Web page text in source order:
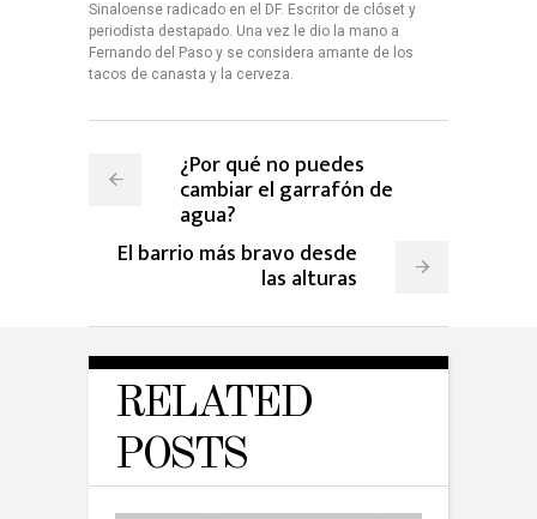
Sinaloense radicado en el DF. Escritor de clóset y
periodista destapado. Una vez le dio la mano a
Fernando del Paso y se considera amante de los
tacos de canasta y la cerveza.
¿Por qué no puedes
cambiar el garrafón de
agua?
El barrio más bravo desde
las alturas
RELATED
POSTS